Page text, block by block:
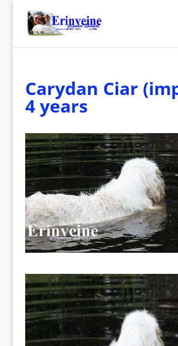
Carydan Ciar
4 years